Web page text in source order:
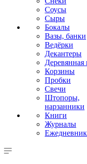
Соусы
Сыры
Бокалы
Вазы, банки
Ведёрки
Декантеры
Деревянная
Корзины
Пробки
Свечи
Штопоры,
нарзанники
Книги
Журналы